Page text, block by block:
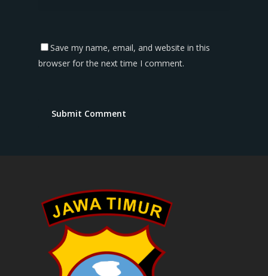
Save my name, email, and website in this
browser for the next time I comment.